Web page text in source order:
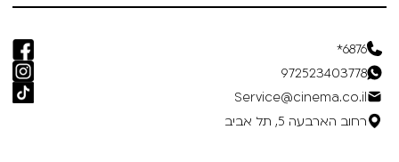
6876*
972523403778
Service@cinema.co.il
רחוב הארבעה 5, תל אביב